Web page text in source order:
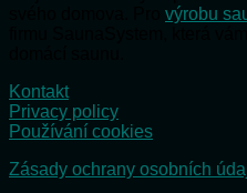
výrobu
Kontakt
Privacy policy
Používání cookies
Zásady ochrany osobních